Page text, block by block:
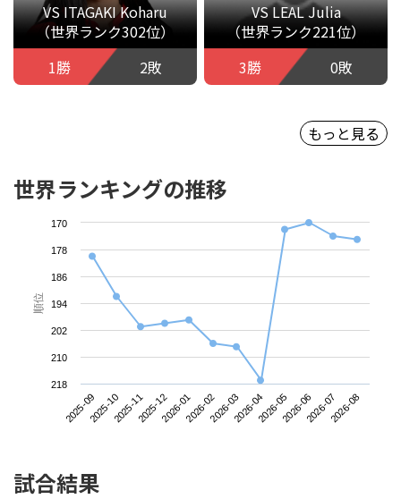
VS ITAGAKI Koharu
（世界ランク302位）
1勝
2敗
VS LEAL Julia
（世界ランク221位）
3勝
0敗
もっと見る
世界ランキングの推移
順位
2025-092025-102025-112025-122026-012026-022026-032026-042026-052026-062026-072026-08
170
178
186
194
202
210
218
試合結果